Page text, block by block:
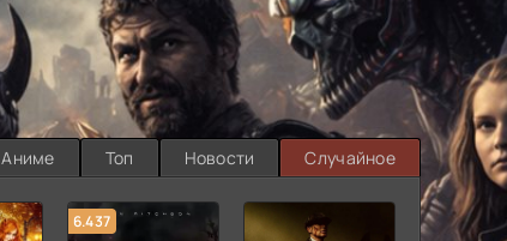
Аниме Топ Новости Случайное
6.437 7.187